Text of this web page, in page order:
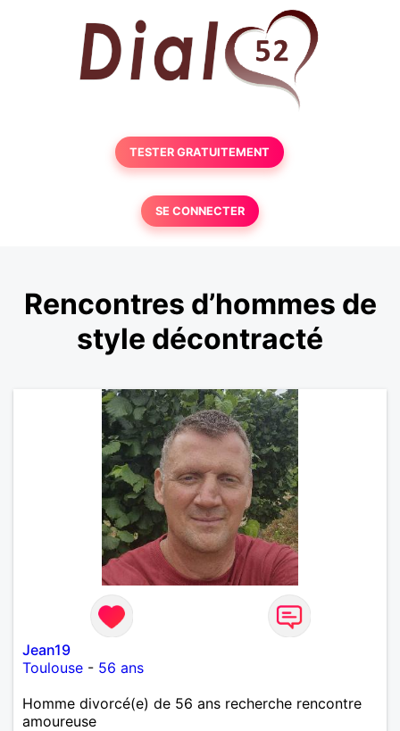
TESTER GRATUITEMENT
SE CONNECTER
Rencontres d’hommes de
style décontracté
Jean19
Toulouse - 56 ans
Homme divorcé(e) de 56 ans recherche rencontre
amoureuse